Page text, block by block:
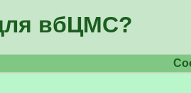
вбЦМС?